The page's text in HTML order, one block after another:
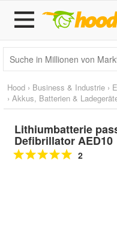
Hood › Business & Industrie ›
› Akkus, Batterien &
Lithiumbatterie
Defibrillator AED10
2